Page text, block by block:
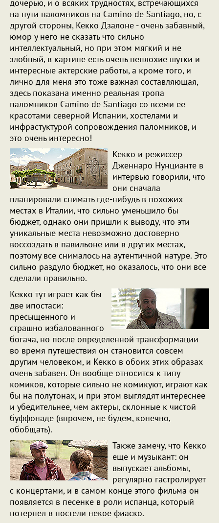
дочерью, и о всяких трудностях, встречающихся
на пути паломников на Camino de Santiago, но, с
другой стороны, Кекко Дзалоне - очень забавный,
юмор у него не сказать что сильно
интеллектуальный, но при этом мягкий и не
злобный, в картине есть очень неплохие шутки и
интересные актерские работы, а кроме того, и
лично для меня это тоже важная составляющая,
здесь показана именно реальная тропа
паломников Camino de Santiago со всеми ее
красотами северной Испании, хостелами и
инфрастуктурой сопровождения паломников, и
это очень интересно!
Кекко и режиссер
Дженнаро Нунцианте в
интервью говорили, что
они сначала
планировали снимать где-нибудь в похожих
местах в Италии, что сильно уменьшило бы
бюджет, однако они пришли к выводу, что эти
уникальные места невозможно достоверно
воссоздать в павильоне или в других местах,
поэтому все снималось на аутентичной натуре. Это
сильно раздуло бюджет, но оказалось, что они все
сделали правильно.
Кекко тут играет как бы
две ипостаси:
пресыщенного и
страшно избалованного
богача, но после определенной трансформации
во время путешествия он становится совсем
другим человеком, и Кекко в обоих этих образах
очень забавен. Он вообще относится к типу
комиков, которые сильно не комикуют, играют как
бы на полутонах, и при этом выглядят интереснее
и убедительнее, чем актеры, склонные к чистой
буффонаде (впрочем, не будем, конечно,
обобщать).
Также замечу, что Кекко
еще и музыкант: он
выпускает альбомы,
регулярно гастролирует
с концертами, и в самом конце этого фильма он
появляется в песенке в роли испанца, который
потерпел в постели некое фиаско.